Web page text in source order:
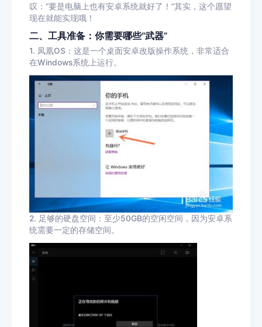
叹：“要是电脑上也有安卓系统就好了！”其实，这个愿望
现在就能实现哦！
二、工具准备：你需要哪些“武器”
1. 凤凰OS：这是一个桌面安卓改版操作系统，非常适合
在Windows系统上运行。
2. 足够的硬盘空间：至少50GB的空闲空间，因为安卓系
统需要一定的存储空间。